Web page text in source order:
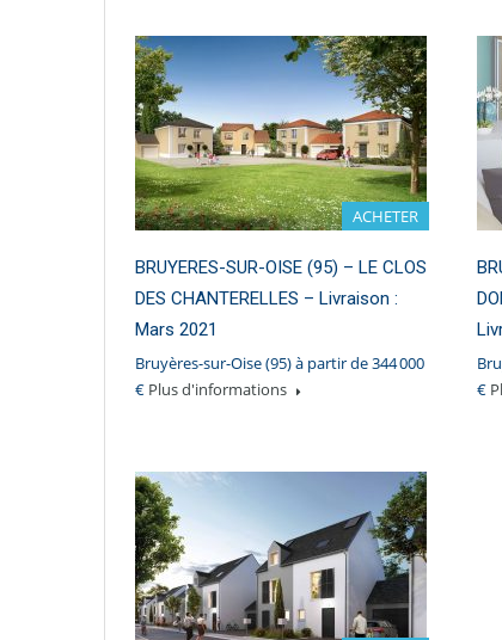
ACHETER
BRUYERES-SUR-OISE (95) – LE CLOS
DES CHANTERELLES – Livraison :
Mars 2021
Bruyères-sur-Oise (95) à partir de 344 000
€ Plus d'informations
€